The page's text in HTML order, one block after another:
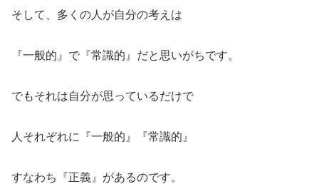
そして、多くの人が自分の考えは
『一般的』で『常識的』だと思いがちです。
でもそれは自分が思っているだけで
人それぞれに『一般的』『常識的』
すなわち『正義』があるのです。